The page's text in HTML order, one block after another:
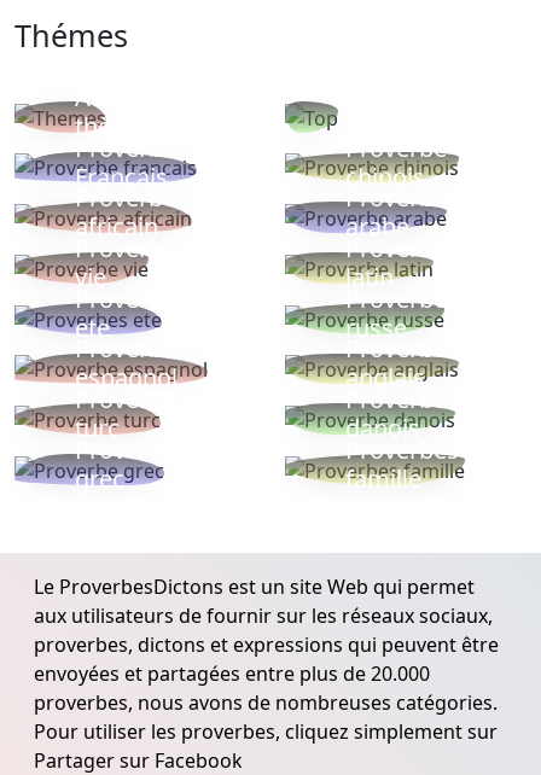
Thémes
Autres
thèmes
Proverbe
Français
Proverbe
chinois
Proverbe
africain
Proverbe
arabe
Proverbe
vie
Proverbe
latin
Proverbes
ete
Proverbe
russe
Proverbe
espagnol
Proverbe
anglais
Proverbe
turc
Proverbe
danois
Proverbe
grec
Proverbes
famille
Le ProverbesDictons est un site Web qui permet
aux utilisateurs de fournir sur les réseaux sociaux,
proverbes, dictons et expressions qui peuvent être
envoyées et partagées entre plus de 20.000
proverbes, nous avons de nombreuses catégories.
Pour utiliser les proverbes, cliquez simplement sur
Partager sur Facebook